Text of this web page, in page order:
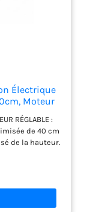
Électrique
Moteur
Filaire
Hauteur
35L
RÉGLABLE :
de 40 cm
de la hauteur.
homogène.
300 m².
RAMASSAGE :
toile respirante